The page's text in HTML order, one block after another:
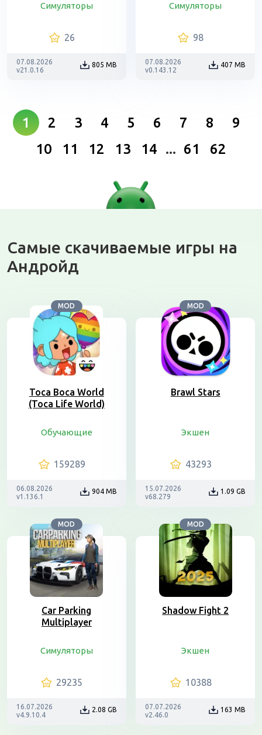
Симуляторы
26
07.08.2026
v21.0.16
805 MB
Симуляторы
98
07.08.2026
v0.143.12
407 MB
1 2 3 4 5 6 7 8
9
10
11 12 13 14 ... 61 62
Самые скачиваемые игры на
Андройд
MOD
Toca Boca World
(Toca Life World)
Обучающие
159289
06.08.2026
v1.136.1
904 MB
MOD
Brawl Stars
Экшен
43293
15.07.2026
v68.279
1.09 GB
MOD
Car Parking
Multiplayer
Симуляторы
29235
16.07.2026
v4.9.10.4
2.08 GB
MOD
Shadow Fight 2
Экшен
10388
07.07.2026
v2.46.0
163 MB